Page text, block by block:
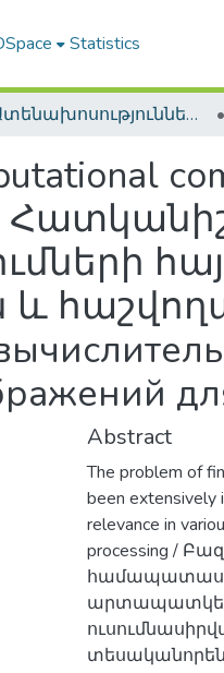
Statistics
Ատենախոսություններ և սեղմագրեր / Theses & Abstracts
/
Abstract
The problem of
been extensively
relevance in
processing /
տեսականորեն,